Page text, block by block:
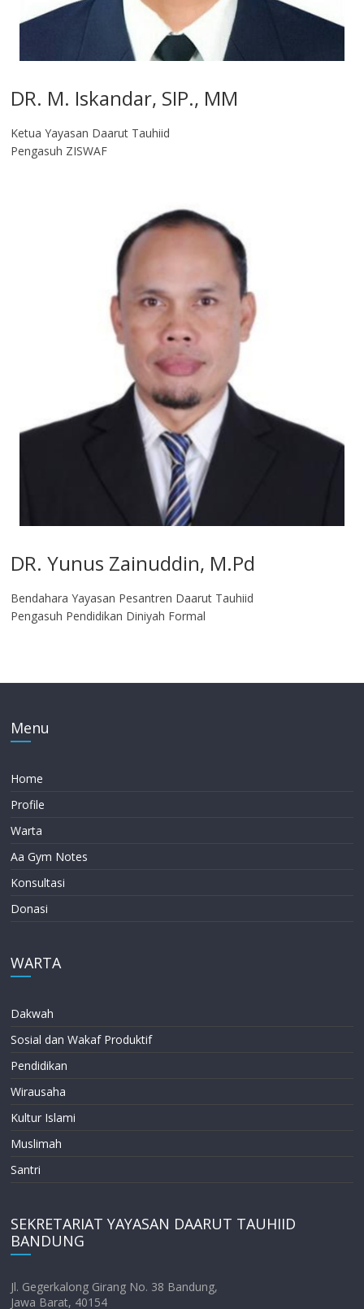
DR. M. Iskandar, SIP., MM
Ketua Yayasan Daarut Tauhiid
Pengasuh ZISWAF
DR. Yunus Zainuddin, M.Pd
Bendahara Yayasan Pesantren Daarut Tauhiid
Pengasuh Pendidikan Diniyah Formal
Menu
Home
Profile
Warta
Aa Gym Notes
Konsultasi
Donasi
WARTA
Dakwah
Sosial dan Wakaf Produktif
Pendidikan
Wirausaha
Kultur Islami
Muslimah
Santri
SEKRETARIAT YAYASAN DAARUT TAUHIID
BANDUNG
Jl. Gegerkalong Girang No. 38 Bandung,
Jawa Barat, 40154